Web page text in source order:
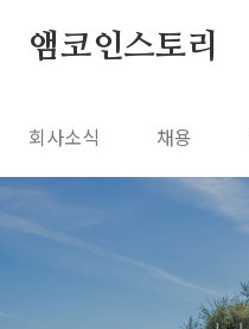
앰코인스토리
회사소식 채용